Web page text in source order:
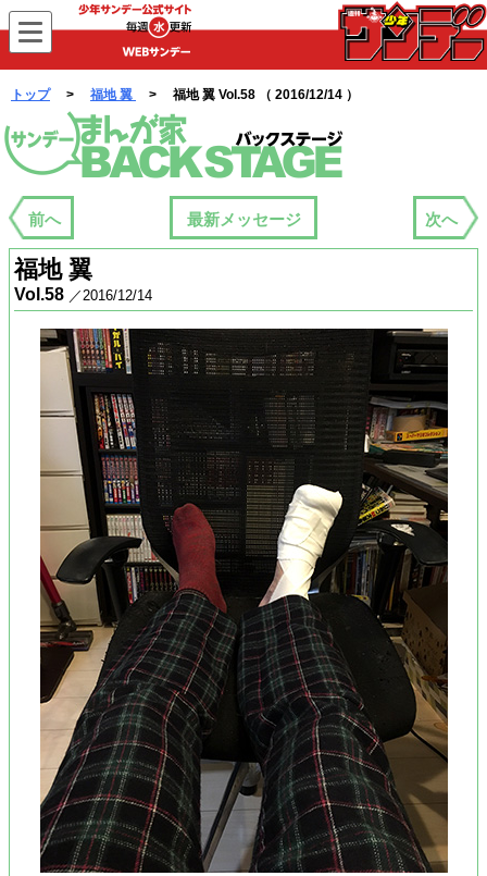
WEBサンデー
トップ> 福地 翼 > 福地 翼 Vol.58 （ 2016/12/14 ）
まんが家バックステージ
前へ 最新メッセージ 次へ
福地 翼
Vol.58 ／2016/12/14